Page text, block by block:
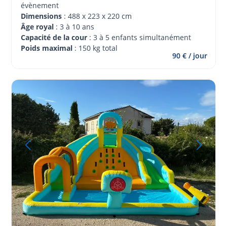
évènement
Dimensions : 488 x 223 x 220 cm
Âge royal : 3 à 10 ans
Capacité de la cour : 3 à 5 enfants simultanément
Poids maximal : 150 kg total
90 € / jour